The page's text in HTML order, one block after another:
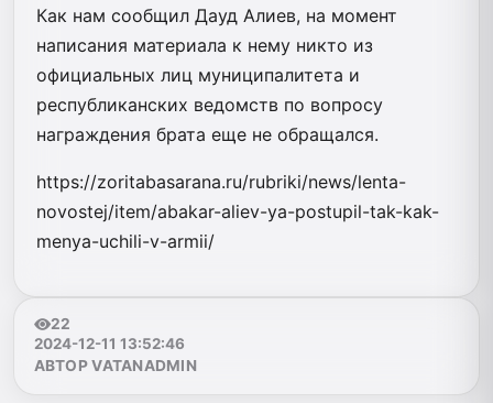
Как нам сообщил Дауд Алиев, на момент
написания материала к нему никто из
официальных лиц муниципалитета и
республиканских ведомств по вопросу
награждения брата еще не обращался.
https://zoritabasarana.ru/rubriki/news/lenta-
novostej/item/abakar-aliev-ya-postupil-tak-kak-
menya-uchili-v-armii/
22
2024-12-11 13:52:46
АВТОР VATANADMIN